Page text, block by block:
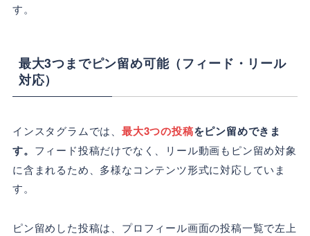
す。
最大3つまでピン留め可能（フィード・リール
対応）
インスタグラムでは、 最大3つの投稿をピン留めできま
す。 フィード投稿だけでなく、リール動画もピン留め対象
に含まれるため、多様なコンテンツ形式に対応していま
す。
ピン留めした投稿は、プロフィール画面の投稿一覧で左上